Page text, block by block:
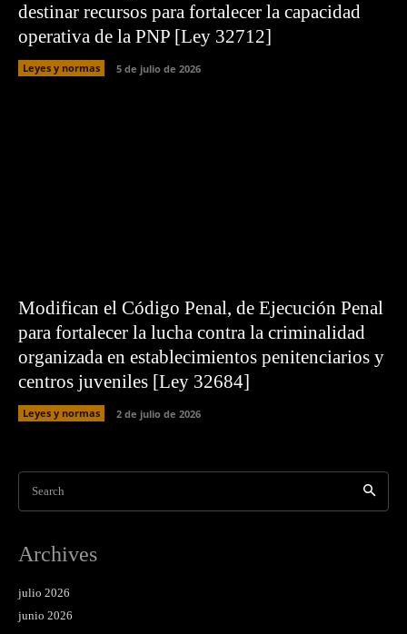
destinar recursos para fortalecer la capacidad
operativa de la PNP [Ley 32712]
Leyes y normas 5 de julio de 2026
Modifican el Código Penal, de Ejecución Penal
para fortalecer la lucha contra la criminalidad
organizada en establecimientos penitenciarios y
centros juveniles [Ley 32684]
Leyes y normas 2 de julio de 2026
Search
Archives
julio 2026
junio 2026